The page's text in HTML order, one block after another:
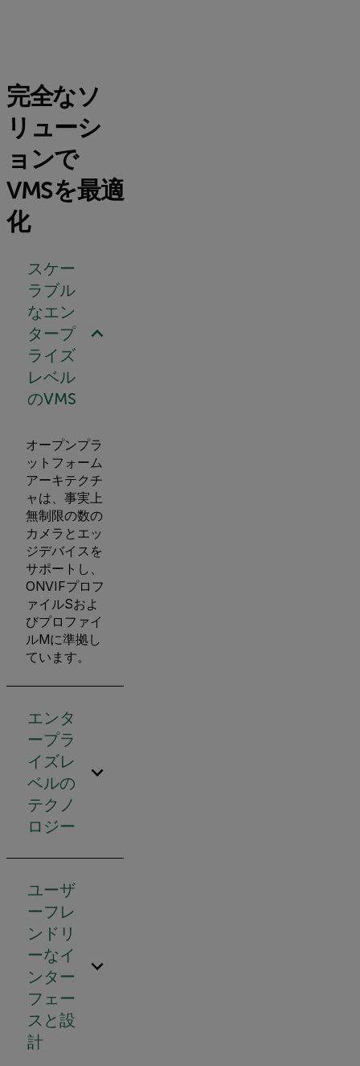
完全なソ
リューシ
ョンで
VMSを最適
化
スケー
ラブル
なエン
タープ
ライズ
レベル
のVMS
オープンプラ
ットフォーム
アーキテクチ
ャは、事実上
無制限の数の
カメラとエッ
ジデバイスを
サポートし、
ONVIFプロフ
ァイルSおよ
びプロファイ
ルMに準拠し
ています。
エンタ
ープラ
イズレ
ベルの
テクノ
ロジー
ユーザ
ーフレ
ンドリ
ーなイ
ンター
フェー
スと設
計